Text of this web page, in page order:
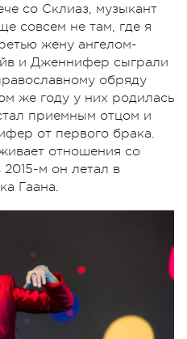
со Склиаз, музыкант
совсем не там, где я
жену ангелом-
и Дженнифер сыграли
обряду
же году у них родилась
приемным отцом и
от первого брака.
отношения со
м он летал в
Гаана.